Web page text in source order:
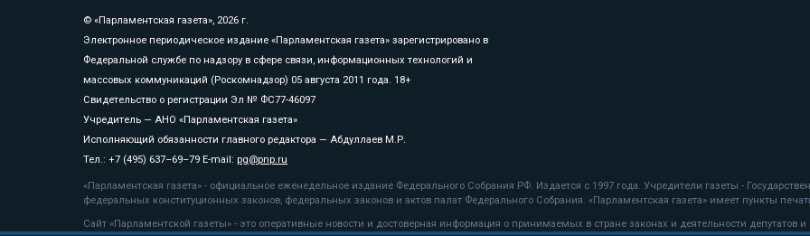
© «Парламентская газета», 2026 г.
Электронное периодическое издание «Парламентская газета» зарегистрировано в
Федеральной службе по надзору в сфере связи, информационных технологий и
массовых коммуникаций (Роскомнадзор) 05 августа 2011 года. 18+
Свидетельство о регистрации Эл № ФС77-46097
Учредитель — АНО «Парламентская газета»
Исполняющий обязанности главного редактора — Абдуллаев М.Р.
Тел.: +7 (495) 637–69–79 E-mail: pg@pnp.ru
«Парламентская газета» - официальное еженедельное издание Федерального Собрания РФ. Издается с 1997 года. Учредители газеты -
федеральных конституционных законов, федеральных законов и актов палат Федерального Собрания. «Парламентская газета» имеет пункты
Сайт «Парламентской газеты» - это оперативные новости и достоверная информация о принимаемых в стране законах и деятельности депутатов